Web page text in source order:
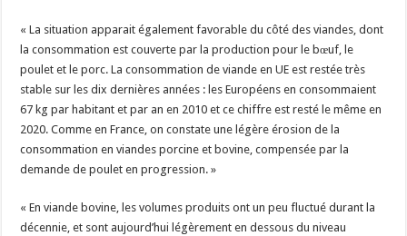
« La situation apparait également favorable du côté des viandes, dont
la consommation est couverte par la production pour le bœuf, le
poulet et le porc. La consommation de viande en UE est restée très
stable sur les dix dernières années : les Européens en consommaient
67 kg par habitant et par an en 2010 et ce chiffre est resté le même en
2020. Comme en France, on constate une légère érosion de la
consommation en viandes porcine et bovine, compensée par la
demande de poulet en progression. »
« En viande bovine, les volumes produits ont un peu fluctué durant la
décennie, et sont aujourd’hui légèrement en dessous du niveau